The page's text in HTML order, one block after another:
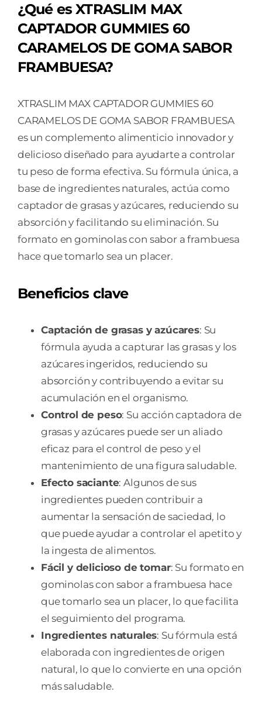
¿Qué esXTRASLIM MAX
CAPTADOR GUMMIES 60
CARAMELOS DE GOMA SABOR
FRAMBUESA?
XTRASLIM MAX CAPTADOR GUMMIES 60
CARAMELOS DE GOMA SABOR FRAMBUESA
es un complemento alimenticio innovador y
delicioso diseñado para ayudarte a controlar
tu peso de forma efectiva. Su fórmula única, a
base de ingredientes naturales, actúa como
captador de grasas y azúcares, reduciendo su
absorción y facilitando su eliminación. Su
formato en gominolas con sabor a frambuesa
hace que tomarlo sea un placer.
Beneficios clave
Captación de grasas y azúcares: Su
fórmula ayuda a capturar las grasas y los
azúcares ingeridos, reduciendo su
absorción y contribuyendo a evitar su
acumulación en el organismo.
Control de peso: Su acción captadora de
grasas y azúcares puede ser un aliado
eficaz para el control de peso y el
mantenimiento de una figura saludable.
Efecto saciante: Algunos de sus
ingredientes pueden contribuir a
aumentar la sensación de saciedad, lo
que puede ayudar a controlar el apetito y
la ingesta de alimentos.
Fácil y delicioso de tomar: Su formato en
gominolas con sabor a frambuesa hace
que tomarlo sea un placer, lo que facilita
el seguimiento del programa.
Ingredientes naturales: Su fórmula está
elaborada con ingredientes de origen
natural, lo que lo convierte en una opción
más saludable.